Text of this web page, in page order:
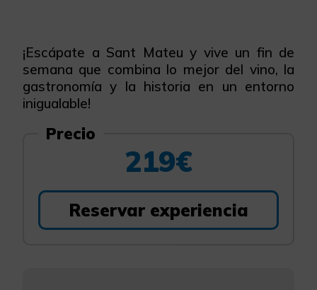
¡Escápate a Sant Mateu y vive un fin de
semana que combina lo mejor del vino, la
gastronomía y la historia en un entorno
inigualable!
Precio
219€
Reservar experiencia